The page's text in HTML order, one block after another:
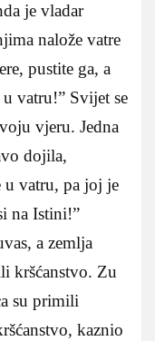
je vladar
nalože vatre
pustite ga, a
vatru!” Svijet se
vjeru. Jedna
dojila,
u vatru, pa joj je
na Istini!”
a zemlja
kršćanstvo. Zu
su primili
kaznio